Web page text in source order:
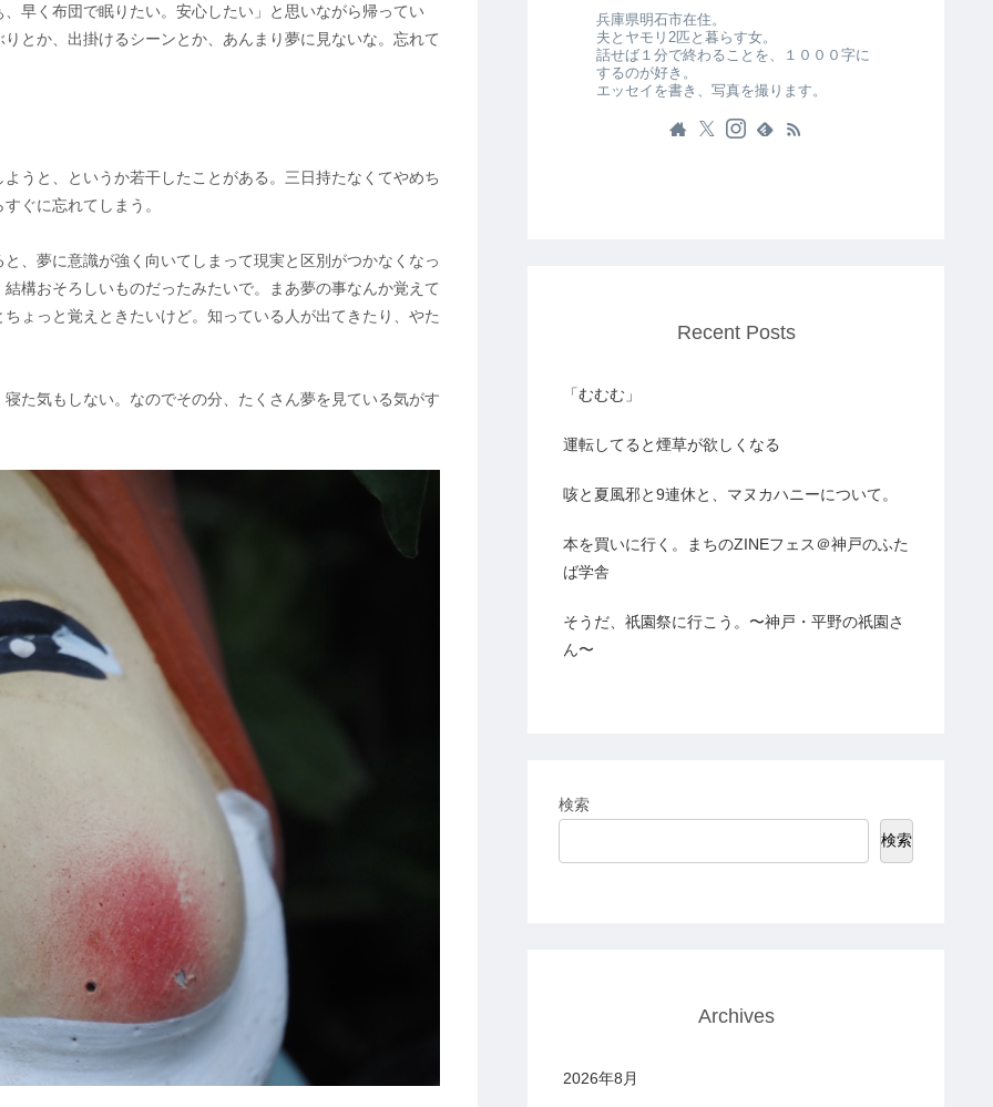
早く布団で眠りたい。安心したい」と思いながら帰ってい
とか、出掛けるシーンとか、あんまり夢に見ないな。忘れて
うと、というか若干したことがある。三日持たなくてやめち
ぐに忘れてしまう。
、夢に意識が強く向いてしまって現実と区別がつかなくなっ
構おそろしいものだったみたいで。まあ夢の事なんか覚えて
ょっと覚えときたいけど。知っている人が出てきたり、やた
た気もしない。なのでその分、たくさん夢を見ている気がす
兵庫県明石市在住。
夫とヤモリ2匹と暮らす女。
話せば１分で終わることを、１０００字に
するのが好き。
エッセイを書き、写真を撮ります。
Recent Posts
「むむむ」
運転してると煙草が欲しくなる
咳と夏風邪と9連休と、マヌカハニーについて。
本を買いに行く。まちのZINEフェス＠神戸のふた
ば学舎
そうだ、祇園祭に行こう。〜神戸・平野の祇園さ
ん〜
検索
検索
Archives
2026年8月